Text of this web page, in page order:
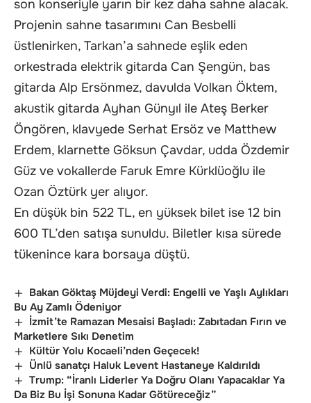
son konseriyle yarın bir kez daha sahne alacak.
Projenin sahne tasarımını Can Besbelli
üstlenirken, Tarkan’a sahnede eşlik eden
orkestrada elektrik gitarda Can Şengün, bas
gitarda Alp Ersönmez, davulda Volkan Öktem,
akustik gitarda Ayhan Günyıl ile Ateş Berker
Öngören, klavyede Serhat Ersöz ve Matthew
Erdem, klarnette Göksun Çavdar, udda Özdemir
Güz ve vokallerde Faruk Emre Kürklüoğlu ile
Ozan Öztürk yer alıyor.
En düşük bin 522 TL, en yüksek bilet ise 12 bin
600 TL’den satışa sunuldu. Biletler kısa sürede
tükenince kara borsaya düştü.
Bakan Göktaş Müjdeyi Verdi: Engelli ve Yaşlı Aylıkları
Bu Ay Zamlı Ödeniyor
İzmit’te Ramazan Mesaisi Başladı: Zabıtadan Fırın ve
Marketlere Sıkı Denetim
Kültür Yolu Kocaeli’nden Geçecek!
Ünlü sanatçı Haluk Levent Hastaneye Kaldırıldı
Trump: “İranlı Liderler Ya Doğru Olanı Yapacaklar Ya
Da Biz Bu İşi Sonuna Kadar Götüreceğiz”